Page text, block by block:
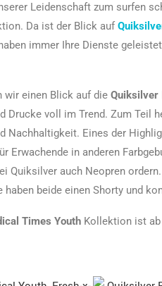
Leidenschaft zum surfen
Da ist der Blick auf
immer Ihre Dienste
wir einen Blick auf die Quiksilver
Drucke voll im Trend. Zum
Nachhaltigkeit. Eines der
Erwachende in anderen
Quiksilver auch Neopren
haben beide einen Shorty und
Times Youth Kollektion ist